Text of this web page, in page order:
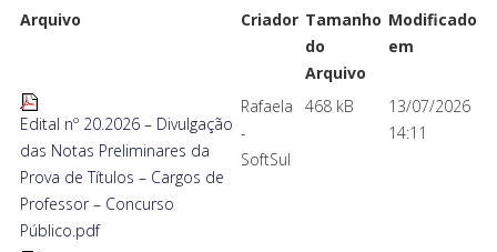
Arquivo Criador Tamanho
do
Arquivo
Modificado
em
Edital nº 20.2026 – Divulgação
das Notas Preliminares da
Prova de Títulos – Cargos de
Professor – Concurso
Público.pdf
Rafaela
-
SoftSul
468 kB
13/07/2026
14:11